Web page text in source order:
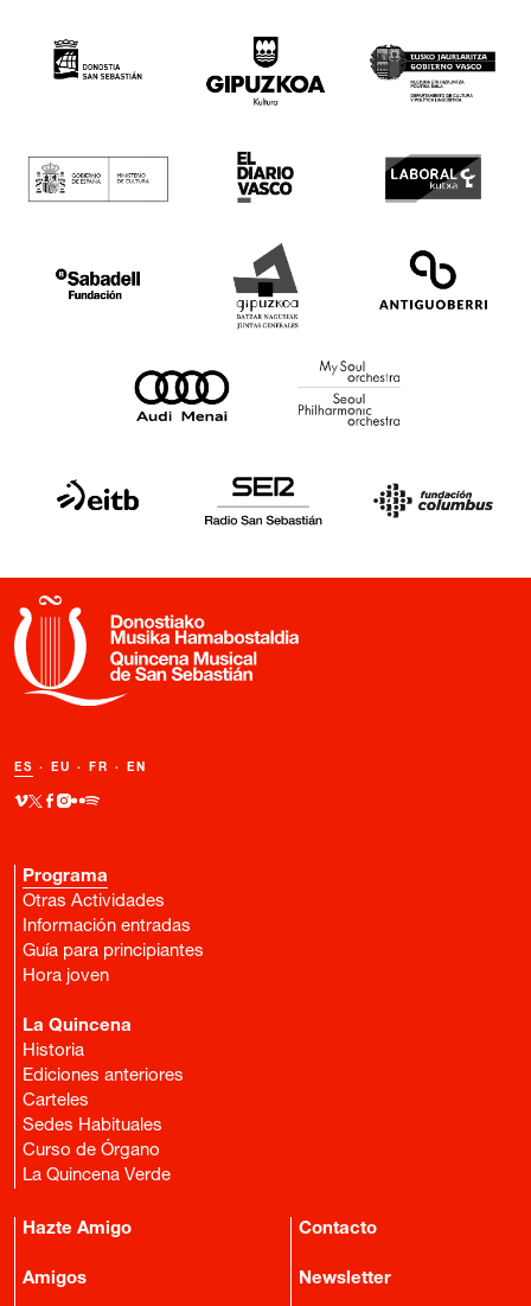
ES · EU · FR · EN
Programa
Otras Actividades
Información entradas
Guía para principiantes
Hora joven
La Quincena
Historia
Ediciones anteriores
Carteles
Sedes Habituales
Curso de Órgano
La Quincena Verde
Hazte Amigo
Amigos
Contacto
Newsletter